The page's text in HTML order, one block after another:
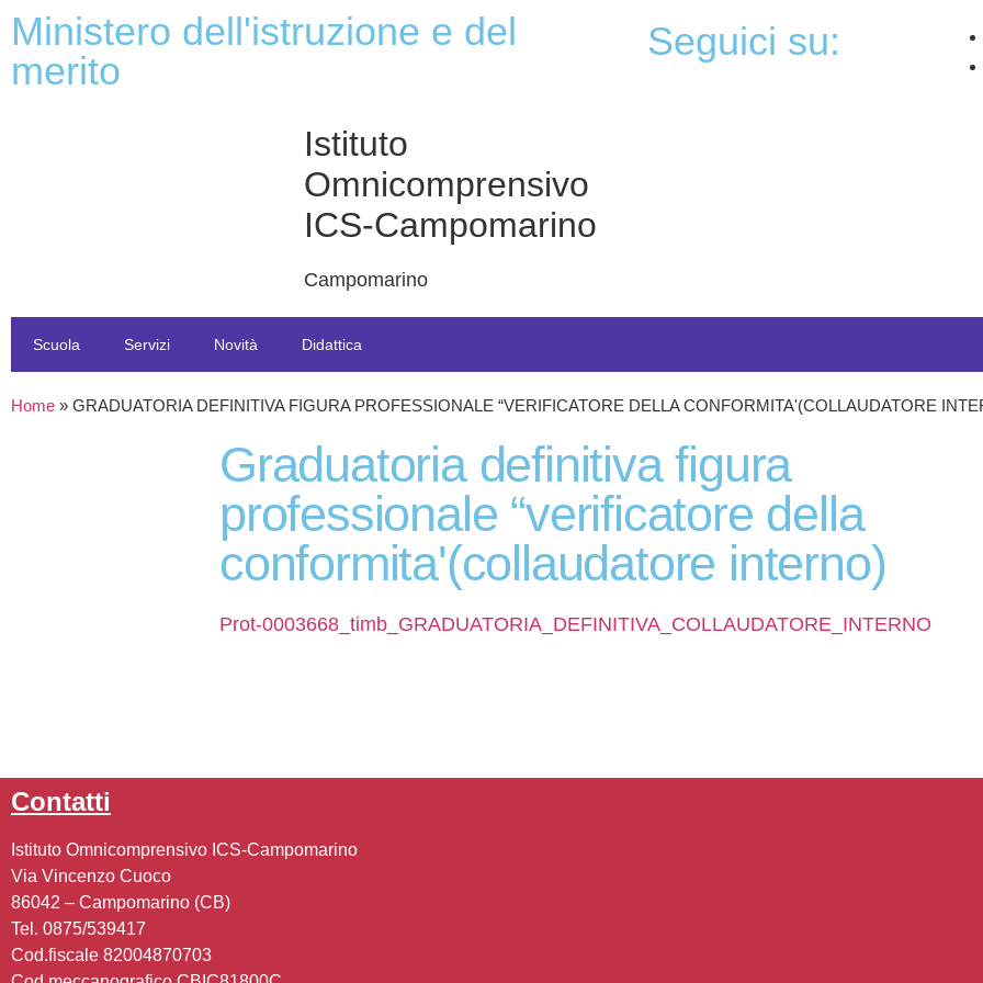
ministero dell'istruzione e del
merito
seguici su:
Istituto
Omnicomprensivo
ICS-Campomarino
Campomarino
Scuola Servizi Novità Didattica
Home » GRADUATORIA DEFINITIVA FIGURA PROFESSIONALE “VERIFICATORE DELLA CONFORMITA'(COLLAUDATORE
graduatoria definitiva figura
professionale “verificatore della
conformita'(collaudatore interno)
Prot-0003668_timb_GRADUATORIA_DEFINITIVA_COLLAUDATORE_INTERNO
contatti
Istituto Omnicomprensivo ICS-Campomarino
Via Vincenzo Cuoco
86042 – Campomarino (CB)
Tel. 0875/539417
Cod.fiscale 82004870703